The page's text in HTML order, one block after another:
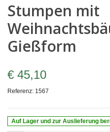
Stumpen mit
Gießform
€ 45,10
Referenz: 1567
Auf Lager und zur Auslieferung